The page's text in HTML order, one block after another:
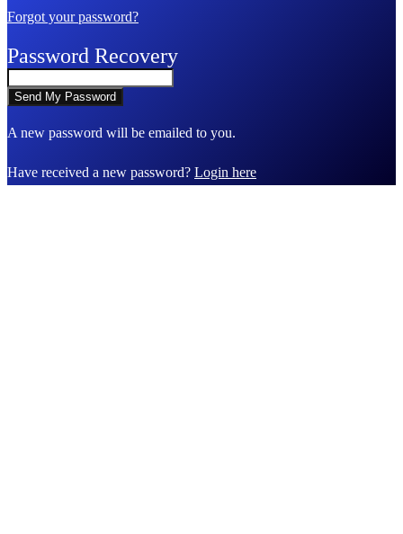
Forgot your password?
Password Recovery
A new password will be emailed to you.
Have received a new password? Login here